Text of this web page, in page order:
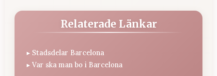
Relaterade Länkar
▸ Stadsdelar Barcelona
▸ Var ska man bo i Barcelona